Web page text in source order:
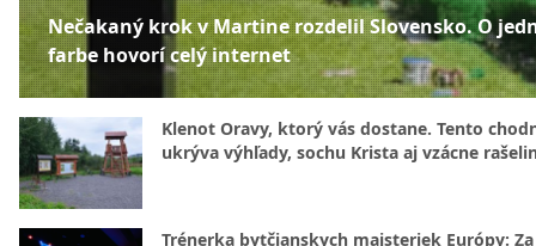
Nečakaný krok v Martine rozdelil Slovensko. O
farbe hovorí celý internet
Klenot Oravy, ktorý vás dostane. Tento
ukrýva výhľady, sochu Krista aj vzácne
Trénerka bytčianskych majsteriek Európy: Za